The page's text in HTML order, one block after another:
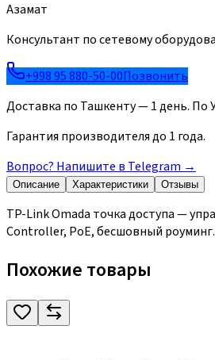
Азамат
Консультант по сетевому
+998 95 880-50-00Позвонить
Доставка по Ташкенту — 1 день. По
Гарантия производителя до 1 года.
Вопрос? Напишите в Telegram →
Описание Характеристики Отзывы
TP-Link Omada точка доступа —
Controller, PoE, бесшовный роуминг.
Похожие товары